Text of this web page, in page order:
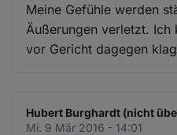
Meine Gefühle werden
Äußerungen verletzt. Ich
vor Gericht dagegen
Hubert Burghardt (nicht
Mi. 9 Mär 2016 - 14:01